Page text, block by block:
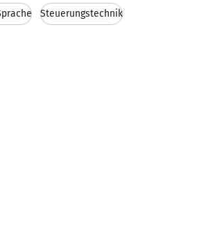
Steuerungstechnik